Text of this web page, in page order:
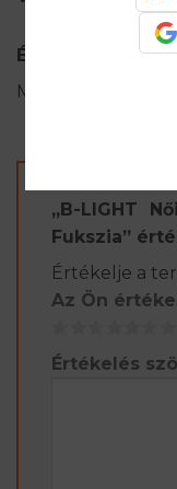
Értékelések
Még nincsenek
„B-LIGHT
Fukszia”
Értékelje a
Az Ön
Értékelés